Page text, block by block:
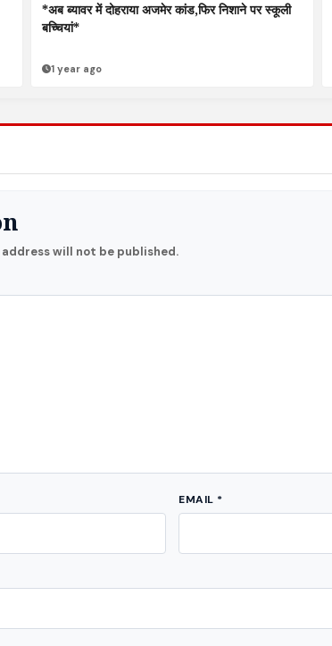
*अब ब्यावर में दोहराया अजमेर कांड,फिर निशाने पर स्कूली
बच्चियां*
1 year ago
will not be published.
EMAIL *